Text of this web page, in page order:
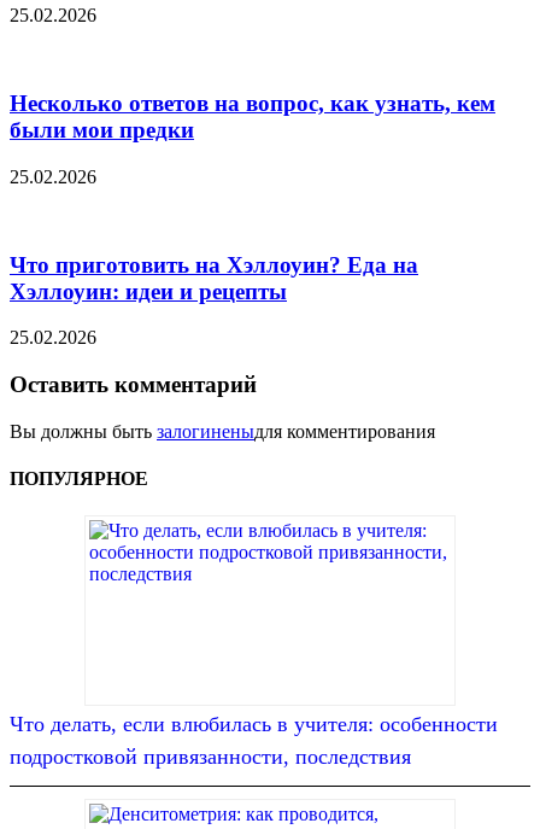
25.02.2026
Несколько ответов на вопрос, как узнать, кем
были мои предки
25.02.2026
Что приготовить на Хэллоуин? Еда на
Хэллоуин: идеи и рецепты
25.02.2026
Оставить комментарий
Вы должны быть залогиненыдля комментирования
ПОПУЛЯРНОЕ
Что делать, если влюбилась в учителя: особенности
подростковой привязанности, последствия